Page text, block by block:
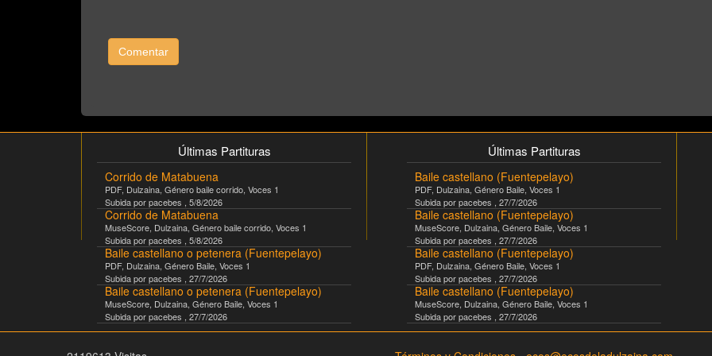
Comentar
Últimas Partituras
Corrido de Matabuena
PDF, Dulzaina , Génerobaile corrido , Voces 1
Subida porpacebes 5/8/2026
Corrido de Matabuena
MuseScore Dulzaina , Génerobaile corrido , Voces 1
Subida porpacebes 5/8/2026
Baile castellano o petenera (Fuentepelayo)
PDF, Dulzaina , Género Baile , Voces 1
Subida porpacebes 27/7/2026
Baile castellano o petenera (Fuentepelayo)
MuseScore Dulzaina , Género Baile , Voces 1
Subida porpacebes 27/7/2026
Últimas Partituras
Baile castellano (Fuentepelayo)
PDF, Dulzaina , Género Baile , Voces 1
Subida porpacebes 27/7/2026
Baile castellano (Fuentepelayo)
MuseScore Dulzaina , Género Baile , Voces 1
Subida porpacebes 27/7/2026
Baile castellano (Fuentepelayo)
PDF, Dulzaina , Género Baile , Voces 1
Subida porpacebes 27/7/2026
Baile castellano (Fuentepelayo)
MuseScore Dulzaina , Género Baile , Voces 1
Subida porpacebes 27/7/2026